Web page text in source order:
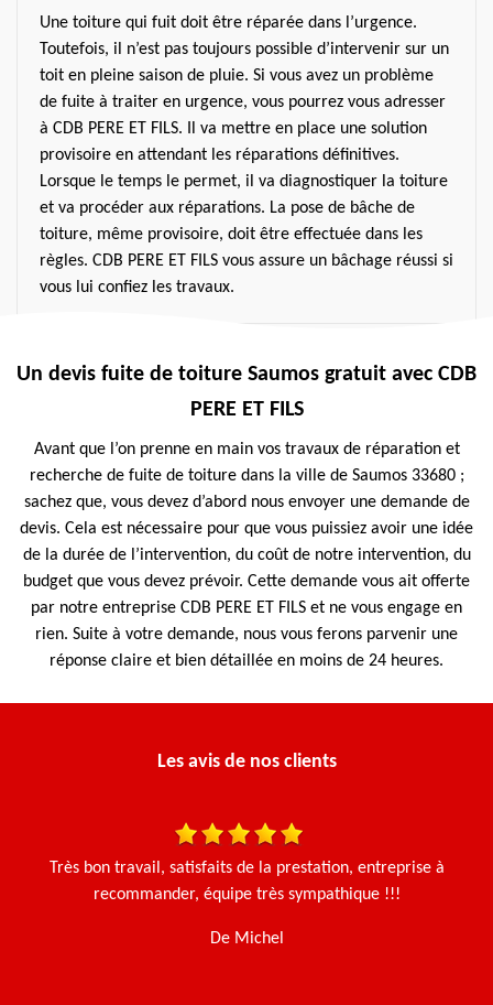
Une toiture qui fuit doit être réparée dans l’urgence.
Toutefois, il n’est pas toujours possible d’intervenir sur un
toit en pleine saison de pluie. Si vous avez un problème
de fuite à traiter en urgence, vous pourrez vous adresser
à CDB PERE ET FILS. Il va mettre en place une solution
provisoire en attendant les réparations définitives.
Lorsque le temps le permet, il va diagnostiquer la toiture
et va procéder aux réparations. La pose de bâche de
toiture, même provisoire, doit être effectuée dans les
règles. CDB PERE ET FILS vous assure un bâchage réussi si
vous lui confiez les travaux.
Un devis fuite de toiture Saumos gratuit avec CDB
PERE ET FILS
Avant que l’on prenne en main vos travaux de réparation et
recherche de fuite de toiture dans la ville de Saumos 33680 ;
sachez que, vous devez d’abord nous envoyer une demande de
devis. Cela est nécessaire pour que vous puissiez avoir une idée
de la durée de l’intervention, du coût de notre intervention, du
budget que vous devez prévoir. Cette demande vous ait offerte
par notre entreprise CDB PERE ET FILS et ne vous engage en
rien. Suite à votre demande, nous vous ferons parvenir une
réponse claire et bien détaillée en moins de 24 heures.
Les avis de nos clients
Très bon travail, satisfaits de la prestation, entreprise à
recommander, équipe très sympathique !!!
De Michel